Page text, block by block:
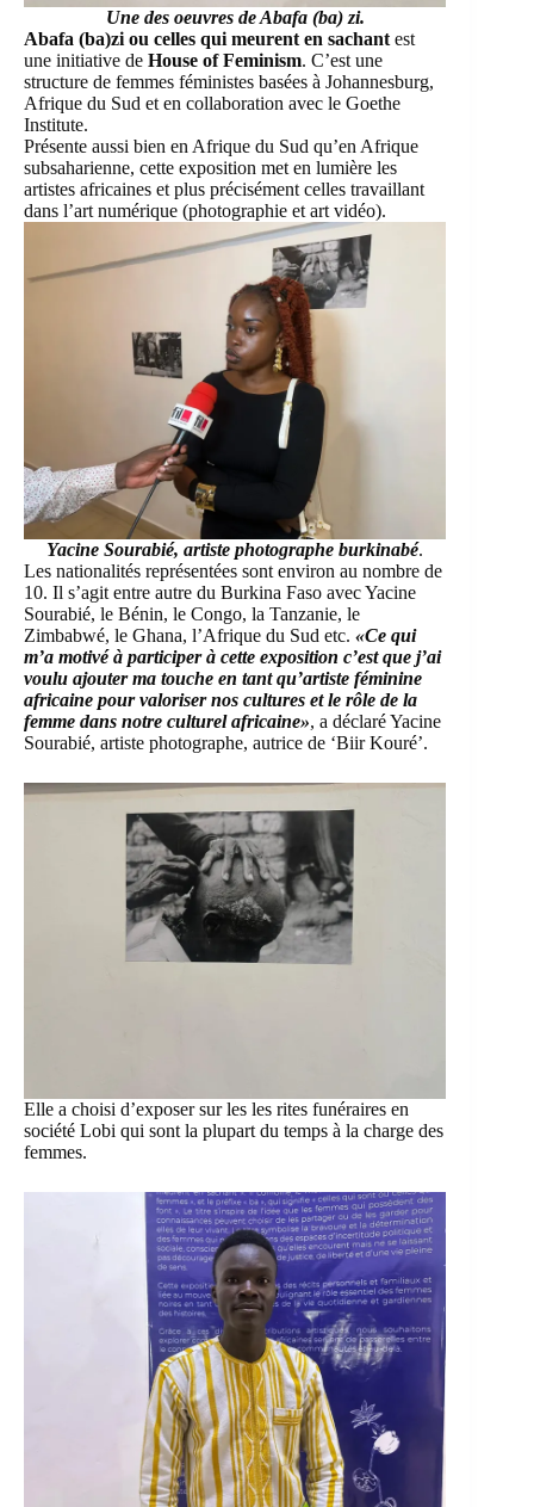
Une des oeuvres de Abafa (ba) zi.
Abafa (ba)zi ou celles qui meurent en sachant est
une initiative de House of Feminism. C’est une
structure de femmes féministes basées à Johannesburg,
Afrique du Sud et en collaboration avec le Goethe
Institute.
Présente aussi bien en Afrique du Sud qu’en Afrique
subsaharienne, cette exposition met en lumière les
artistes africaines et plus précisément celles travaillant
dans l’art numérique (photographie et art vidéo).
Yacine Sourabié, artiste photographe burkinabé.
Les nationalités représentées sont environ au nombre de
10. Il s’agit entre autre du Burkina Faso avec Yacine
Sourabié, le Bénin, le Congo, la Tanzanie, le
Zimbabwé, le Ghana, l’Afrique du Sud etc. «Ce qui
m’a motivé à participer à cette exposition c’est que j’ai
voulu ajouter ma touche en tant qu’artiste féminine
africaine pour valoriser nos cultures et le rôle de la
femme dans notre culturel africaine», a déclaré Yacine
Sourabié, artiste photographe, autrice de ‘Biir Kouré’.
Elle a choisi d’exposer sur les les rites funéraires en
société Lobi qui sont la plupart du temps à la charge des
femmes.